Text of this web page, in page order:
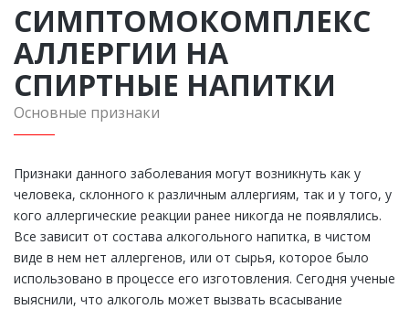
СИМПТОМОКОМПЛЕКС
АЛЛЕРГИИ НА
СПИРТНЫЕ НАПИТКИ
Основные признаки
Признаки данного заболевания могут возникнуть как у
человека, склонного к различным аллергиям, так и у того, у
кого аллергические реакции ранее никогда не появлялись.
Все зависит от состава алкогольного напитка, в чистом
виде в нем нет аллергенов, или от сырья, которое было
использовано в процессе его изготовления. Сегодня ученые
выяснили, что алкоголь может вызвать всасывание